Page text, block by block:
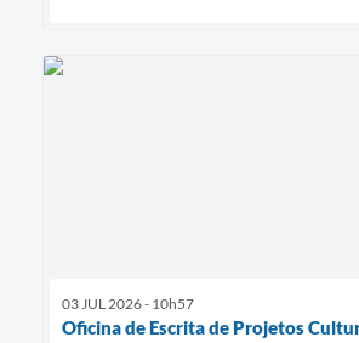
03 JUL 2026 - 10h57
Oficina de Escrita de Projetos